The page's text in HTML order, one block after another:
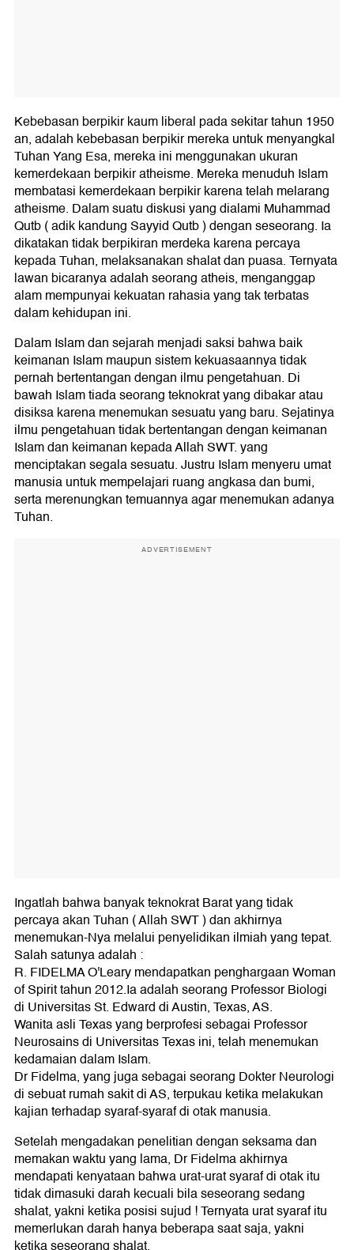
Kebebasan berpikir kaum liberal pada sekitar tahun 1950
an, adalah kebebasan berpikir mereka untuk menyangkal
Tuhan Yang Esa, mereka ini menggunakan ukuran
kemerdekaan berpikir atheisme. Mereka menuduh Islam
membatasi kemerdekaan berpikir karena telah melarang
atheisme. Dalam suatu diskusi yang dialami Muhammad
Qutb ( adik kandung Sayyid Qutb ) dengan seseorang. Ia
dikatakan tidak berpikiran merdeka karena percaya
kepada Tuhan, melaksanakan shalat dan puasa. Ternyata
lawan bicaranya adalah seorang atheis, menganggap
alam mempunyai kekuatan rahasia yang tak terbatas
dalam kehidupan ini.
Dalam Islam dan sejarah menjadi saksi bahwa baik
keimanan Islam maupun sistem kekuasaannya tidak
pernah bertentangan dengan ilmu pengetahuan. Di
bawah Islam tiada seorang teknokrat yang dibakar atau
disiksa karena menemukan sesuatu yang baru. Sejatinya
ilmu pengetahuan tidak bertentangan dengan keimanan
Islam dan keimanan kepada Allah SWT. yang
menciptakan segala sesuatu. Justru Islam menyeru umat
manusia untuk mempelajari ruang angkasa dan bumi,
serta merenungkan temuannya agar menemukan adanya
Tuhan.
ADVERTISEMENT
Ingatlah bahwa banyak teknokrat Barat yang tidak
percaya akan Tuhan ( Allah SWT ) dan akhirnya
menemukan-Nya melalui penyelidikan ilmiah yang tepat.
Salah satunya adalah :
R. FIDELMA O'Leary mendapatkan penghargaan Woman
of Spirit tahun 2012.Ia adalah seorang Professor Biologi
di Universitas St. Edward di Austin, Texas, AS.
Wanita asli Texas yang berprofesi sebagai Professor
Neurosains di Universitas Texas ini, telah menemukan
kedamaian dalam Islam.
Dr Fidelma, yang juga sebagai seorang Dokter Neurologi
di sebuat rumah sakit di AS, terpukau ketika melakukan
kajian terhadap syaraf-syaraf di otak manusia.
Setelah mengadakan penelitian dengan seksama dan
memakan waktu yang lama, Dr Fidelma akhirnya
mendapati kenyataan bahwa urat-urat syaraf di otak itu
tidak dimasuki darah kecuali bila seseorang sedang
shalat, yakni ketika posisi sujud ! Ternyata urat syaraf itu
memerlukan darah hanya beberapa saat saja, yakni